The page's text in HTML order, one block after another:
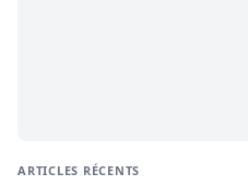
ARTICLES RÉCENTS